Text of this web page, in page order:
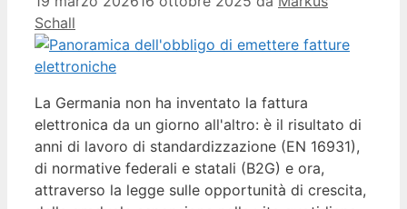
Schall
La Germania non ha inventato la fattura
elettronica da un giorno all'altro: è il risultato di
anni di lavoro di standardizzazione (EN 16931),
di normative federali e statali (B2G) e ora,
attraverso la legge sulle opportunità di crescita,